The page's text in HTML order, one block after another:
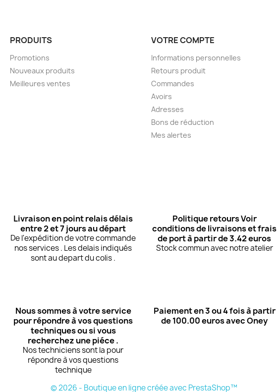
PRODUITS
Promotions
Nouveaux produits
Meilleures ventes
VOTRE COMPTE
Informations personnelles
Retours produit
Commandes
Avoirs
Adresses
Bons de réduction
Mes alertes
Livraison en point relais délais
entre 2 et 7 jours au départ
De l'expédition de votre commande
nos services . Les delais indiqués
sont au depart du colis .
Politique retours Voir
conditions de livraisons et frais
de port à partir de 3.42 euros
Stock commun avec notre atelier
Nous sommes à votre service
pour répondre à vos questions
techniques ou si vous
recherchez une piéce .
Nos techniciens sont la pour
répondre à vos questions
technique
Paiement en 3 ou 4 fois à partir
de 100.00 euros avec Oney
© 2026 - Boutique en ligne créée avec PrestaShop™